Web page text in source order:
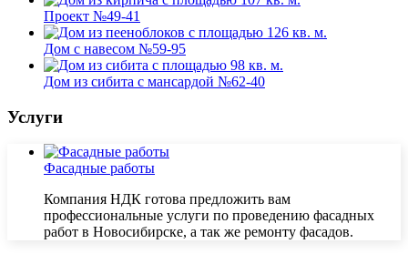
Проект №49-41
Дом с навесом №59-95
Дом из сибита с мансардой №62-40
Услуги
Фасадные работы
Компания НДК готова предложить вам
профессиональные услуги по проведению фасадных
работ в Новосибирске, а так же ремонту фасадов.